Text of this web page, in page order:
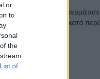
or
to
the
of
Παπαστεργίου
31.03 βελτιώνοντας κατά
του ρεκόρ
• 18:06